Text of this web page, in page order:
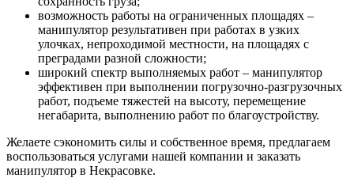
возможность работы на ограниченных площадях –
манипулятор результативен при работах в узких
улочках, непроходимой местности, на площадях с
преградами разной сложности;
широкий спектр выполняемых работ – манипулятор
эффективен при выполнении погрузочно-разгрузочных
работ, подъеме тяжестей на высоту, перемещение
негабарита, выполнению работ по благоустройству.
Желаете сэкономить силы и собственное время, предлагаем
воспользоваться услугами нашей компании и заказать
манипулятор в Некрасовке.